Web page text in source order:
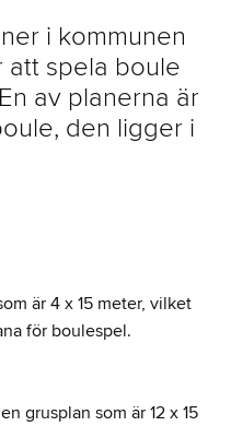
i kommunen
att spela boule
av planerna är
den ligger i
är 4 x 15 meter, vilket
för boulespel.
grusplan som är 12 x 15